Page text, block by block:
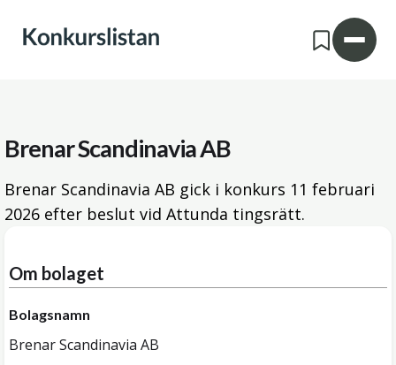
Brenar Scandinavia AB
Brenar Scandinavia AB gick i konkurs 11 februari
2026 efter beslut vid Attunda tingsrätt.
Om bolaget
Bolagsnamn
Brenar Scandinavia AB